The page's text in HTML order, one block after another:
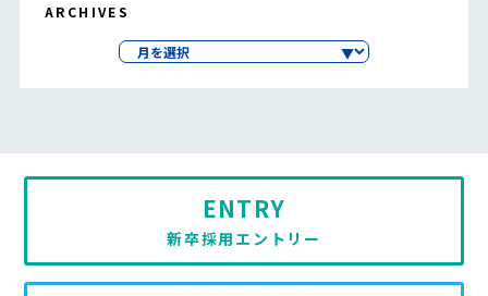
ARCHIVES
ENTRY
新卒採用エントリー